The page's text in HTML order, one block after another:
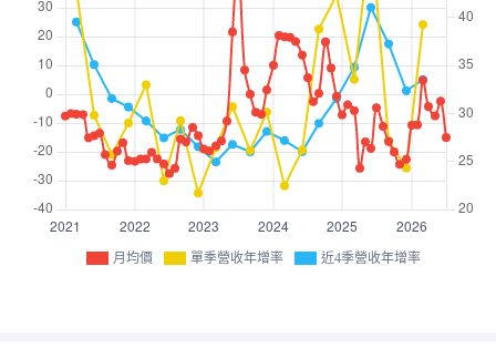
月均價 單季營收年增率 近4季營收年增率